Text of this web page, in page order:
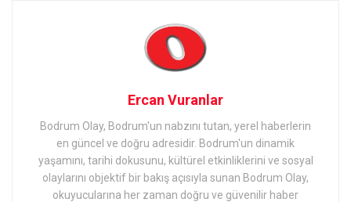
Ercan Vuranlar
Bodrum Olay, Bodrum'un nabzını tutan, yerel haberlerin
en güncel ve doğru adresidir. Bodrum'un dinamik
yaşamını, tarihi dokusunu, kültürel etkinliklerini ve sosyal
olaylarını objektif bir bakış açısıyla sunan Bodrum Olay,
okuyucularına her zaman doğru ve güvenilir haber